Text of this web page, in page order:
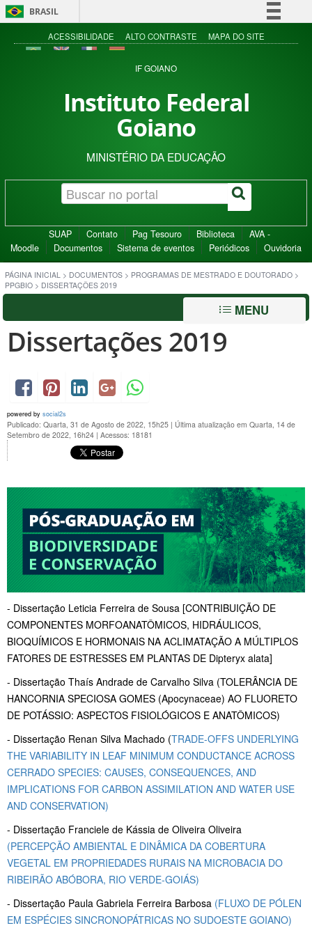
BRASIL
Simplifique!
Acesso à informação
ACESSIBILIDADE ALTO CONTRASTE MAPA DO SITE
IF GOIANO
Instituto Federal
Goiano
MINISTÉRIO DA EDUCAÇÃO
SUAP Contato Pag Tesouro Biblioteca
AVA -
Moodle
Documentos Sistema de eventos Periódicos Ouvidoria
PÁGINA INICIAL > DOCUMENTOS > PROGRAMAS DE MESTRADO E DOUTORADO >
PPGBIO > DISSERTAÇÕES 2019
MENU
Dissertações 2019
powered by social2s
Publicado: Quarta, 31 de Agosto de 2022, 15h25 | Última atualização em Quarta, 14 de
Setembro de 2022, 16h24 | Acessos: 18181
- Dissertação Leticia Ferreira de Sousa [CONTRIBUIÇÃO DE
COMPONENTES MORFOANATÔMICOS, HIDRÁULICOS,
BIOQUÍMICOS E HORMONAIS NA ACLIMATAÇÃO A MÚLTIPLOS
FATORES DE ESTRESSES EM PLANTAS DE Dipteryx alata]
- Dissertação Thaís Andrade de Carvalho Silva (TOLERÂNCIA DE
HANCORNIA SPECIOSA GOMES (Apocynaceae) AO FLUORETO
DE POTÁSSIO: ASPECTOS FISIOLÓGICOS E ANATÔMICOS)
- Dissertação Renan Silva Machado (TRADE-OFFS UNDERLYING
THE VARIABILITY IN LEAF MINIMUM CONDUCTANCE ACROSS
CERRADO SPECIES: CAUSES, CONSEQUENCES, AND
IMPLICATIONS FOR CARBON ASSIMILATION AND WATER USE
AND CONSERVATION)
- Dissertação Franciele de Kássia de Oliveira Oliveira
(PERCEPÇÃO AMBIENTAL E DINÂMICA DA COBERTURA
VEGETAL EM PROPRIEDADES RURAIS NA MICROBACIA DO
RIBEIRÃO ABÓBORA, RIO VERDE-GOIÁS)
- Dissertação Paula Gabriela Ferreira Barbosa (FLUXO DE PÓLEN
EM ESPÉCIES SINCRONOPÁTRICAS NO SUDOESTE GOIANO)